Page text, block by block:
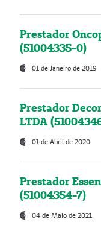
Prestador
(51004335-0)
01 de Janeiro de 2019
Prestador
LTDA
01 de Abril de 2020
Prestador
(51004354-7)
04 de Maio de 2021